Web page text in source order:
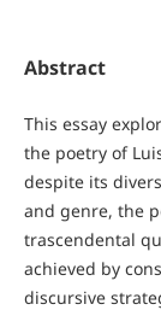
Abstract
This essay
the poetry of
despite its
and genre, the
trascendental
achieved by
discursive